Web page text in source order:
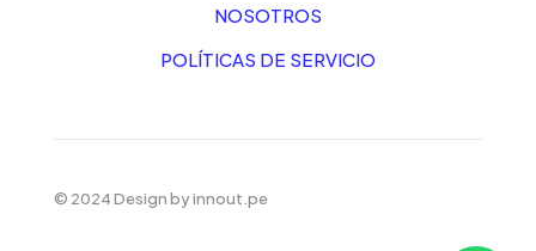
NOSOTROS
POLÍTICAS DE SERVICIO
© 2024 Design byinnout.pe